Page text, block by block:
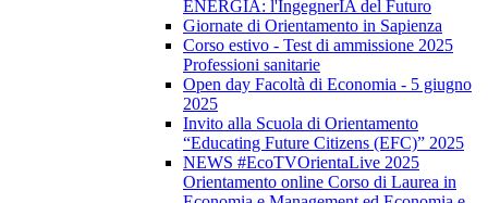
ENERGIA: l'IngegnerIA del Futuro
Giornate di Orientamento in Sapienza
Corso estivo - Test di ammissione 2025
Professioni sanitarie
Open day Facoltà di Economia - 5 giugno
2025
Invito alla Scuola di Orientamento
“Educating Future Citizens (EFC)” 2025
NEWS #EcoTVOrientaLive 2025
Orientamento online Corso di Laurea in